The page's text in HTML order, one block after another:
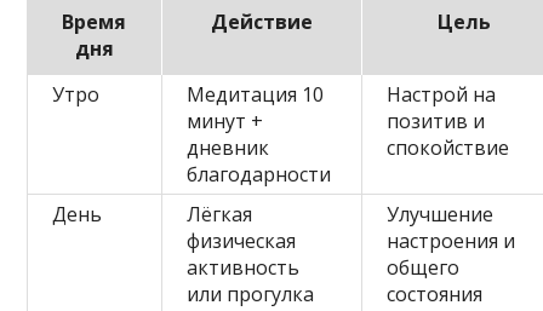
Время
дня
Действие Цель
Утро
Медитация 10
минут +
дневник
благодарности
Настрой на
позитив и
спокойствие
День
Лёгкая
физическая
активность
или прогулка
Улучшение
настроения и
общего
состояния